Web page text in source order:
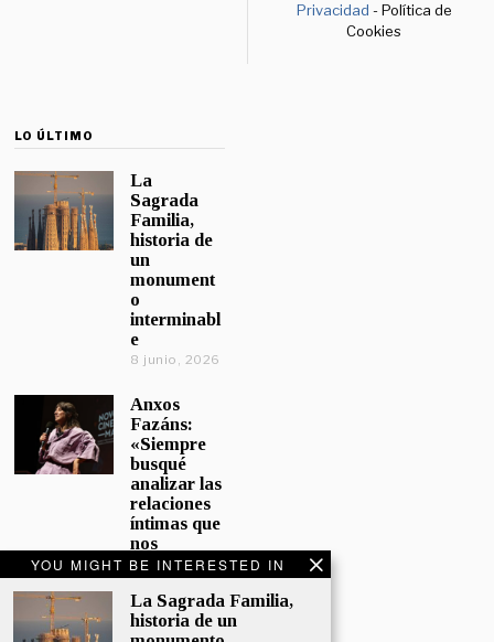
YOU MIGHT BE INTERESTED IN
La Sagrada Familia,
historia de un
Privacidad - Política de
Cookies
LO ÚLTIMO
La
Sagrada
Familia,
historia de
un
monument
o
interminabl
e
8 junio, 2026
Anxos
Fazáns:
«Siempre
busqué
analizar las
relaciones
íntimas que
nos
afectan»
5 junio, 2026
El hijo de la